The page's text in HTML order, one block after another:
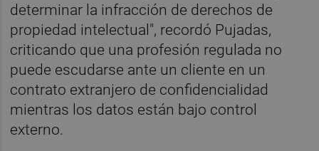
determinar la infracción de derechos de
propiedad intelectual", recordó Pujadas,
criticando que una profesión regulada no
puede escudarse ante un cliente en un
contrato extranjero de confidencialidad
mientras los datos están bajo control
externo.